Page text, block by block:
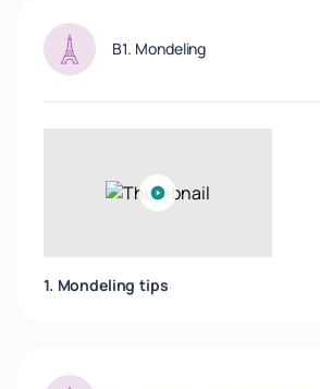
B1. Mondeling
1. Mondeling tips